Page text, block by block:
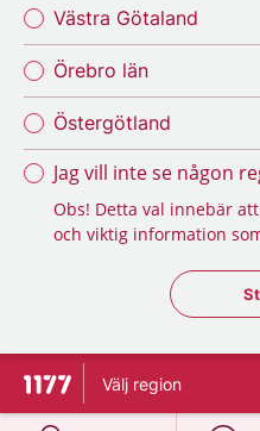
Västra Götaland
Örebro län
Östergötland
Jag vill inte se någon
Obs! Detta val innebär
och viktig information
Till startsidan för 1177
Välj region
på 1177.se